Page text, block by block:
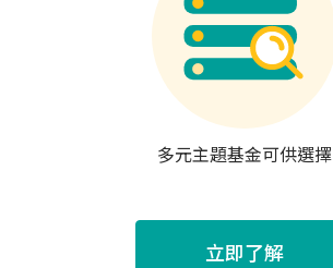
多元主題基金可供選擇
立即了解